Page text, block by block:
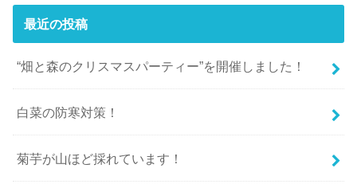
最近の投稿
“畑と森のクリスマスパーティー”を開催しました！
白菜の防寒対策！
菊芋が山ほど採れています！